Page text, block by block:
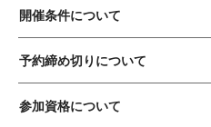
開催条件について
予約締め切りについて
参加資格について